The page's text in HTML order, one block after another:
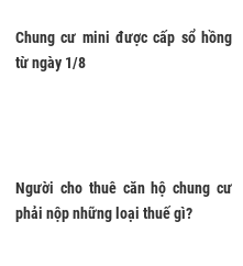
Chung cư mini được cấp sổ hồng
từ ngày 1/8
Người cho thuê căn hộ chung cư
phải nộp những loại thuế gì?